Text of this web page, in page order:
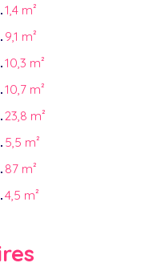
1,4 m²
9,1 m²
10,3 m²
10,7 m²
23,8 m²
5,5 m²
87 m²
4,5 m²